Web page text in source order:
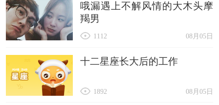
哦漏遇上不解风情的大木头摩
羯男
08月05日
1112
十二星座长大后的工作
08月05日
1892